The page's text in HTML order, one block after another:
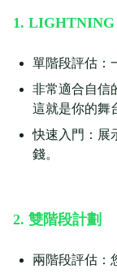
1. LIGHTNING
單階段評估：
非常適合自信
這就是你的舞
快速入門：展
錢。
2. 雙階段計劃
兩階段評估：